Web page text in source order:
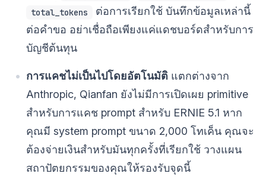
total_tokens
ต่อการเรียกใช้ บันทึกข้อมูลเหล่านี้
ต่อคำขอ อย่าเชื่อถือเพียงแค่แดชบอร์ดสำหรับการ
บัญชีต้นทุน
การแคชไม่เป็นไปโดยอัตโนมัติ แตกต่างจาก
Anthropic, Qianfan ยังไม่มีการเปิดเผย primitive
สำหรับการแคช prompt สำหรับ ERNIE 5.1 หาก
คุณมี system prompt ขนาด 2,000 โทเค็น คุณจะ
ต้องจ่ายเงินสำหรับมันทุกครั้งที่เรียกใช้ วางแผน
สถาปัตยกรรมของคุณให้รองรับจุดนี้